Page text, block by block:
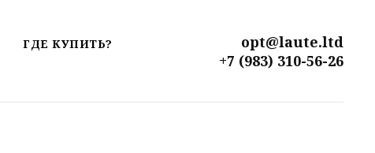
ГДЕ КУПИТЬ?
opt@laute.ltd
+7 (983) 310-56-26